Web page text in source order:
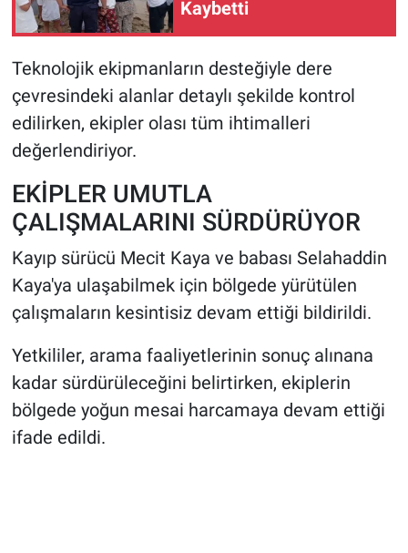
Kaybetti
Teknolojik ekipmanların desteğiyle dere
çevresindeki alanlar detaylı şekilde kontrol
edilirken, ekipler olası tüm ihtimalleri
değerlendiriyor.
EKİPLER UMUTLA
ÇALIŞMALARINI SÜRDÜRÜYOR
Kayıp sürücü Mecit Kaya ve babası Selahaddin
Kaya'ya ulaşabilmek için bölgede yürütülen
çalışmaların kesintisiz devam ettiği bildirildi.
Yetkililer, arama faaliyetlerinin sonuç alınana
kadar sürdürüleceğini belirtirken, ekiplerin
bölgede yoğun mesai harcamaya devam ettiği
ifade edildi.